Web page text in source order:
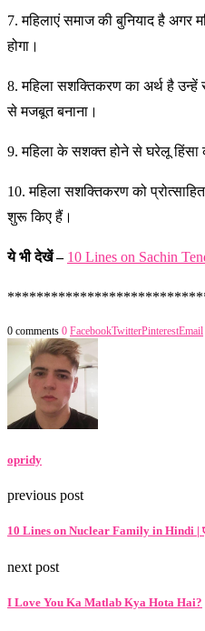
7. महिलाएं समाज की बुनियाद है अगर
होगा।
8. महिला सशक्तिकरण का अर्थ है
से मजबूत बनाना।
9. महिला के सशक्त होने से घरेलू हिंसा
10. महिला सशक्तिकरण को
शुरू किए हैं।
ये भी देखें – 10 Lines on Sachin
0 comments 0 FacebookTwitterPinterestEmail
opridy
previous post
10 Lines on Nuclear Family in Hindi |
next post
I Love You Ka Matlab Kya Hota Hai?